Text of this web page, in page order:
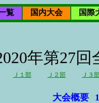
覧 国内大会 国際
年第27
Ｊ１部 Ｊ２部 Ｊ３
大会概要